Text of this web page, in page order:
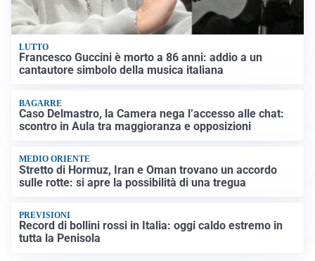
LUTTO
Francesco Guccini è morto a 86 anni: addio a un
cantautore simbolo della musica italiana
BAGARRE
Caso Delmastro, la Camera nega l’accesso alle chat:
scontro in Aula tra maggioranza e opposizioni
MEDIO ORIENTE
Stretto di Hormuz, Iran e Oman trovano un accordo
sulle rotte: si apre la possibilità di una tregua
PREVISIONI
Record di bollini rossi in Italia: oggi caldo estremo in
tutta la Penisola